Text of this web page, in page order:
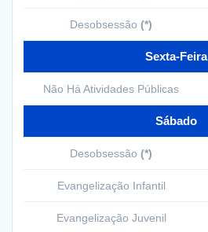
Desobsessão (*)
Sexta-Feira
Não Há Atividades Públicas
Sábado
Desobsessão (*)
Evangelização Infantil
Evangelização Juvenil